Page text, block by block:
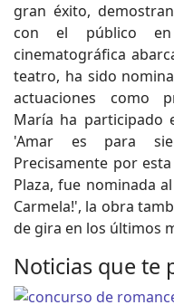
gran éxito,
con el público
cinematográfica
teatro, ha sido
actuaciones como
María ha participado
'Amar es para
Precisamente por
Plaza, fue nominada
Carmela!', la obra
de gira en los últimos
Noticias que te